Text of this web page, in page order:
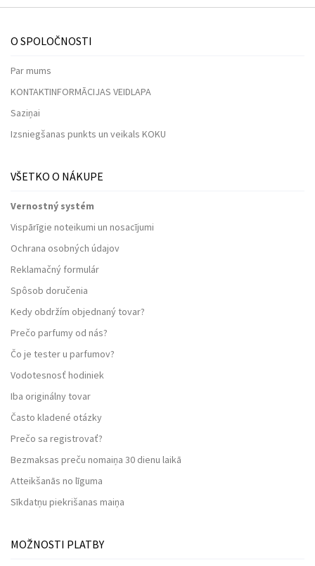
O SPOLOČNOSTI
Par mums
KONTAKTINFORMĀCIJAS VEIDLAPA
Saziņai
Izsniegšanas punkts un veikals KOKU
VŠETKO O NÁKUPE
Vernostný systém
Vispārīgie noteikumi un nosacījumi
Ochrana osobných údajov
Reklamačný formulár
Spôsob doručenia
Kedy obdržím objednaný tovar?
Prečo parfumy od nás?
Čo je tester u parfumov?
Vodotesnosť hodiniek
Iba originálny tovar
Často kladené otázky
Prečo sa registrovať?
Bezmaksas preču nomaiņa 30 dienu laikā
Atteikšanās no līguma
Sīkdatņu piekrišanas maiņa
MOŽNOSTI PLATBY